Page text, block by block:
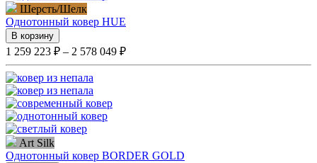
Шерсть/Шелк
Однотонный ковер HUE
В корзину
1 259 223 ₽ – 2 578 049 ₽
Art Silk
Однотонный ковер BORDER GOLD